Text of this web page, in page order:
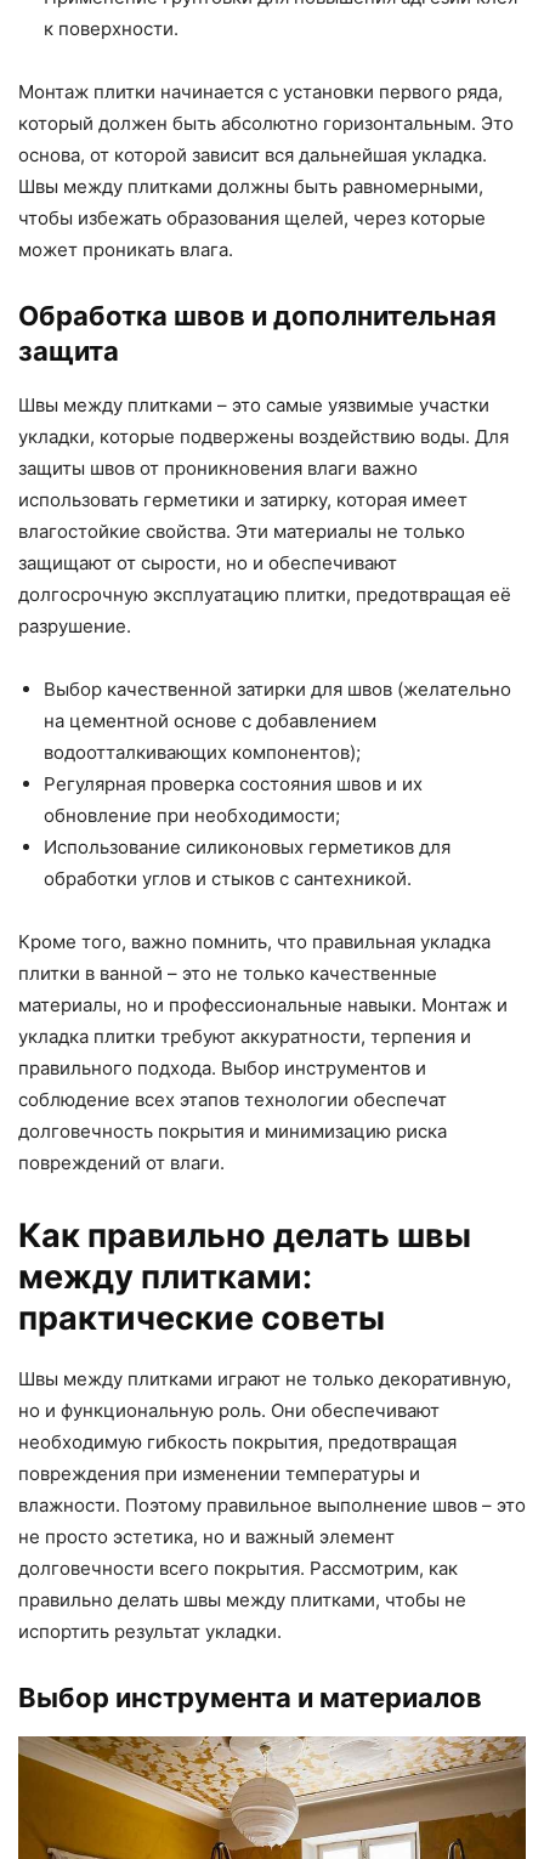
к поверхности.
Монтаж плитки начинается с установки первого ряда,
который должен быть абсолютно горизонтальным. Это
основа, от которой зависит вся дальнейшая укладка.
Швы между плитками должны быть равномерными,
чтобы избежать образования щелей, через которые
может проникать влага.
Обработка швов и дополнительная
защита
Швы между плитками – это самые уязвимые участки
укладки, которые подвержены воздействию воды. Для
защиты швов от проникновения влаги важно
использовать герметики и затирку, которая имеет
влагостойкие свойства. Эти материалы не только
защищают от сырости, но и обеспечивают
долгосрочную эксплуатацию плитки, предотвращая её
разрушение.
Выбор качественной затирки для швов (желательно
на цементной основе с добавлением
водоотталкивающих компонентов);
Регулярная проверка состояния швов и их
обновление при необходимости;
Использование силиконовых герметиков для
обработки углов и стыков с сантехникой.
Кроме того, важно помнить, что правильная укладка
плитки в ванной – это не только качественные
материалы, но и профессиональные навыки. Монтаж и
укладка плитки требуют аккуратности, терпения и
правильного подхода. Выбор инструментов и
соблюдение всех этапов технологии обеспечат
долговечность покрытия и минимизацию риска
повреждений от влаги.
Как правильно делать швы
между плитками:
практические советы
Швы между плитками играют не только декоративную,
но и функциональную роль. Они обеспечивают
необходимую гибкость покрытия, предотвращая
повреждения при изменении температуры и
влажности. Поэтому правильное выполнение швов – это
не просто эстетика, но и важный элемент
долговечности всего покрытия. Рассмотрим, как
правильно делать швы между плитками, чтобы не
испортить результат укладки.
Выбор инструмента и материалов